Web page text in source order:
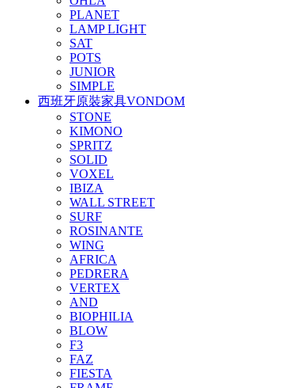
PLANET
LAMP LIGHT
SAT
POTS
JUNIOR
SIMPLE
西班牙原裝家具VONDOM
STONE
KIMONO
SPRITZ
SOLID
VOXEL
IBIZA
WALL STREET
SURF
ROSINANTE
WING
AFRICA
PEDRERA
VERTEX
AND
BIOPHILIA
BLOW
F3
FAZ
FIESTA